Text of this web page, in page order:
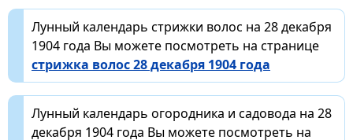
Лунный календарь стрижки волос на 28 декабря
1904 года Вы можете посмотреть на странице
стрижка волос 28 декабря 1904 года
Лунный календарь огородника и садовода на 28
декабря 1904 года Вы можете посмотреть на